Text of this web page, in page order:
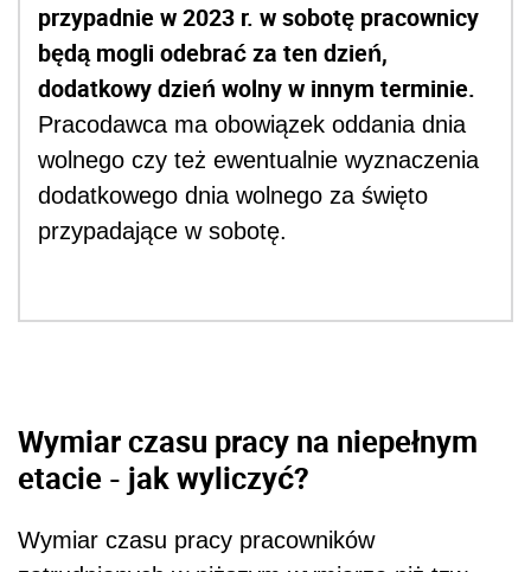
przypadnie w 2023 r. w sobotę pracownicy
będą mogli odebrać za ten dzień,
dodatkowy dzień wolny w innym terminie.
Pracodawca ma obowiązek oddania dnia
wolnego czy też ewentualnie wyznaczenia
dodatkowego dnia wolnego za święto
przypadające w sobotę.
Wymiar czasu pracy na niepełnym
etacie - jak wyliczyć?
Wymiar czasu pracy pracowników